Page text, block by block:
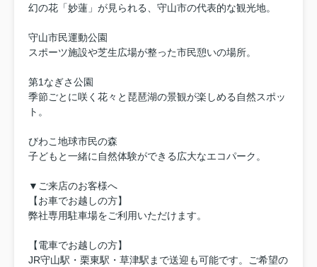
幻の花「妙蓮」が見られる、守山市の代表的な観光地。
守山市民運動公園
スポーツ施設や芝生広場が整った市民憩いの場所。
第1なぎさ公園
季節ごとに咲く花々と琵琶湖の景観が楽しめる自然スポッ
ト。
びわこ地球市民の森
子どもと一緒に自然体験ができる広大なエコパーク。
▼ご来店のお客様へ
【お車でお越しの方】
弊社専用駐車場をご利用いただけます。
【電車でお越しの方】
JR守山駅・栗東駅・草津駅まで送迎も可能です。ご希望の